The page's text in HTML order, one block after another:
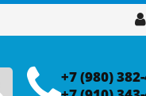
+7 (980)